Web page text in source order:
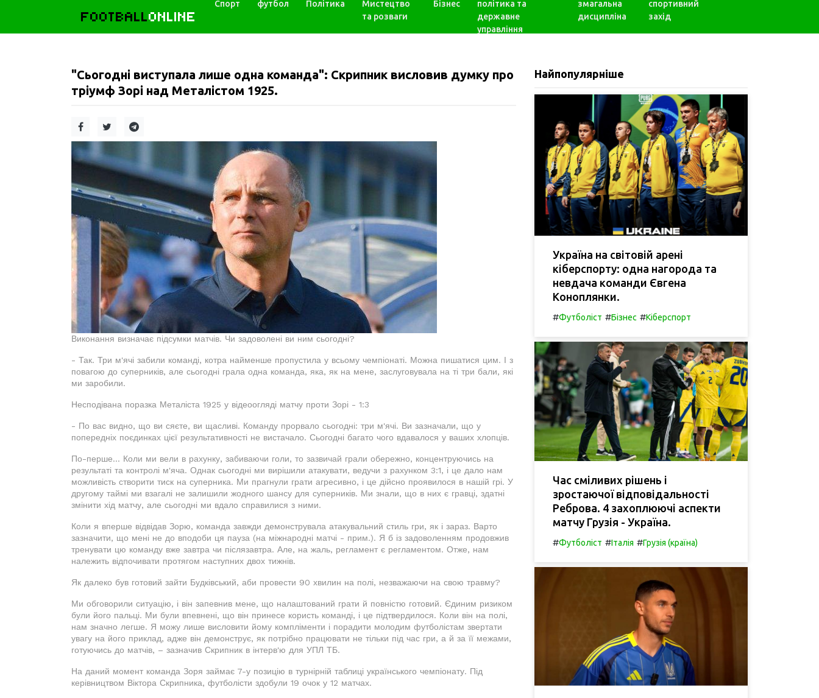
FOOTBALLONLINE
Спорт футбол Політика
Мистецтво
та розваги
Бізнес
політика та
державне
управління
змагальна
дисципліна
спортивний
захід
"Сьогодні виступала лише одна команда": Скрипник висловив думку про
тріумф Зорі над Металістом 1925.
Виконання визначає підсумки матчів. Чи задоволені ви ним сьогодні?
- Так. Три м'ячі забили команді, котра найменше пропустила у всьому чемпіонаті. Можна пишатися цим. І з
повагою до суперників, але сьогодні грала одна команда, яка, як на мене, заслуговувала на ті три бали, які
ми заробили.
Несподівана поразка Металіста 1925 у відеоогляді матчу проти Зорі - 1:3
- По вас видно, що ви сяєте, ви щасливі. Команду прорвало сьогодні: три м'ячі. Ви зазначали, що у
попередніх поєдинках цієї результативності не вистачало. Сьогодні багато чого вдавалося у ваших хлопців.
По-перше... Коли ми вели в рахунку, забиваючи голи, то зазвичай грали обережно, концентруючись на
результаті та контролі м'яча. Однак сьогодні ми вирішили атакувати, ведучи з рахунком 3:1, і це дало нам
можливість створити тиск на суперника. Ми прагнули грати агресивно, і це дійсно проявилося в нашій грі. У
другому таймі ми взагалі не залишили жодного шансу для суперників. Ми знали, що в них є гравці, здатні
змінити хід матчу, але сьогодні ми вдало справилися з ними.
Коли я вперше відвідав Зорю, команда завжди демонструвала атакувальний стиль гри, як і зараз. Варто
зазначити, що мені не до вподоби ця пауза (на міжнародні матчі - прим.). Я б із задоволенням продовжив
тренувати цю команду вже завтра чи післязавтра. Але, на жаль, регламент є регламентом. Отже, нам
належить відпочивати протягом наступних двох тижнів.
Як далеко був готовий зайти Будківський, аби провести 90 хвилин на полі, незважаючи на свою травму?
Ми обговорили ситуацію, і він запевнив мене, що налаштований грати й повністю готовий. Єдиним ризиком
були його пальці. Ми були впевнені, що він принесе користь команді, і це підтвердилося. Коли він на полі,
нам значно легше. Я можу лише висловити йому компліменти і порадити молодим футболістам звертати
увагу на його приклад, адже він демонструє, як потрібно працювати не тільки під час гри, а й за її межами,
готуючись до матчів, – зазначив Скрипник в інтерв'ю для УПЛ ТБ.
На даний момент команда Зоря займає 7-у позицію в турнірній таблиці українського чемпіонату. Під
керівництвом Віктора Скрипника, футболісти здобули 19 очок у 12 матчах.
Найпопулярніше
Україна на світовій арені
кіберспорту: одна нагорода та
невдача команди Євгена
Коноплянки.
#Футболіст #Бізнес #Кіберспорт
Час сміливих рішень і
зростаючої відповідальності
Реброва. 4 захоплюючі аспекти
матчу Грузія - Україна.
#Футболіст #Італія #Грузія (країна)